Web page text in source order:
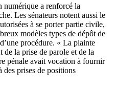
numérique a renforcé la
Les sénateurs notent aussi le
à se porter partie civile,
modèles types de dépôt de
procédure. « La plainte
de la prise de parole et de la
pénale avait vocation à fournir
des prises de positions